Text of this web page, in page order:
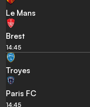
Le Mans
Brest
14:45
Troyes
Paris FC
14:45